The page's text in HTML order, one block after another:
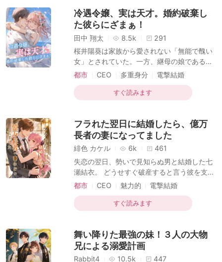
ることだけを願っていた。 自分が世界で一番
幸せな女性だと思っていた彼女に、現実は残
酷な仕打ちを下す。 夫は、不治の病に冒され
た篠崎家の偽りの令嬢・篠崎真奈の夢を叶え
るため、梨夏の実の両親や兄と結託し、真奈
と盛大な結婚式を挙げたのだ。 「法的な効力
のない偽の結婚式だ。死にゆく人間に目くじ
冷遇令嬢、実は天才。婚約破棄し
た彼らにざまぁ！
田中 翔太 8.5k
291
桜井陽葵は家族から愛されない「無能で醜い
女」とされていた。一方、継母の娘である山
口莉子は才色兼備で、間もなく名門一族の後
を極めていた。 人々は皆、強い者に媚びへつ
らい、弱い者を踏みつけた。山口莉子は特に
うに私の足元に踏みつけられるのよ！」と高
らかに言い放った。 しかし、結婚式当日。
人々が目にしたのは、豪華なウェディングド
った。逆に山口莉子は笑いものにされる。 街
中が唖然とした。なぜ!? 誰もが信じなかっ
た。栄光の申し子・高木峻一が、無能で醜い
と蔑まれた
都市 CEO 多重身分
電撃結婚
契約結婚
甘美
すぐ読みます
フラれた翌日に結婚したら、億万
長者の妻になってました
緋色 カケル 6k
461
失恋の翌日、勢いで見知らぬ男と結婚した七
瀬結衣。 どうせすぐ破産すると言う彼を支え
るつもりだったが——なぜか彼は異常に頼れ
う見ても“運だけ”じゃない！ 実はその正体、
世界一の大富豪・朝倉誠司。 「これが君
た“契約結婚”は、いつしか本物の愛へと変わ
っていく。
都市 CEO 魅力的
電撃結婚
正体を隠す
甘美 ロマンス
すぐ読みます
舞い降りた最強の妹！３人の大物
兄による溺愛計画
Rabbit4 10.5k
447